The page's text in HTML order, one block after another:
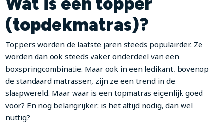
(topdekmatras)?
Toppers worden de laatste jaren steeds populairder. Ze
worden dan ook steeds vaker onderdeel van een
boxspringcombinatie. Maar ook in een ledikant, bovenop
de standaard matrassen, zijn ze een trend in de
slaapwereld. Maar waar is een topmatras eigenlijk goed
voor? En nog belangrijker: is het altijd nodig, dan wel
nuttig?